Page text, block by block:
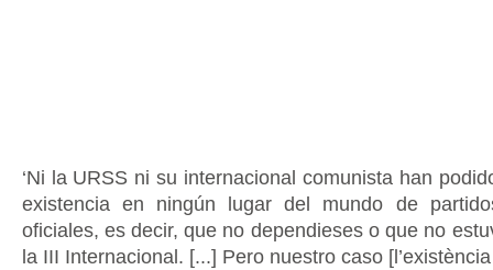
‘Ni la URSS ni su internacional comunista han
existencia en ningún lugar del mundo de
oficiales, es decir, que no dependieses o que no
la III Internacional. [...] Pero nuestro caso